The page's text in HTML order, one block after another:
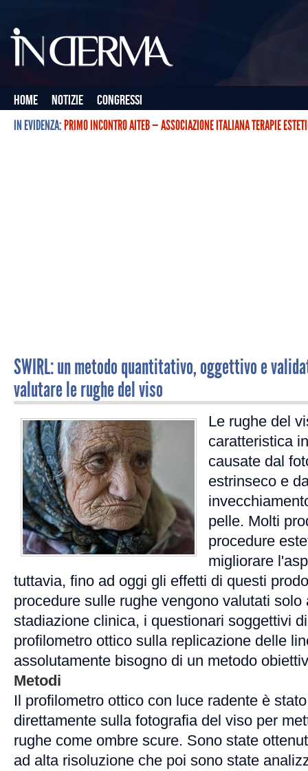
Home Notizie
Congressi
IN EVIDENZA:PRIMO INCONTRO AITEB — ASSOCIAZIONE ITALIANA TERAPIE
SWIRL: un metodo quantitativo, oggettivo e
valutare le rughe del viso
Le rughe del
caratteristica
causate dal
estrinseco e
pelle. Molti
procedure
migliorare
tuttavia, fino ad oggi gli effetti di questi
procedure sulle rughe vengono valutati solo
stadiazione clinica, i questionari soggettivi
profilometro ottico sulla replicazione delle
assolutamente bisogno di un metodo
Metodi
Il profilometro ottico con luce radente è
direttamente sulla fotografia del viso per
rughe come ombre scure. Sono state
ad alta risoluzione che poi sono state